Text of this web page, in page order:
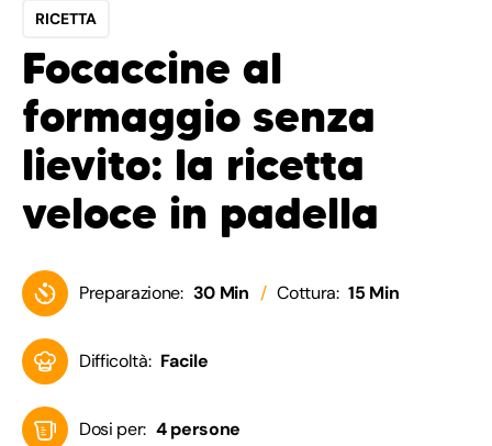
RICETTA
Focaccine al
formaggio senza
lievito: la ricetta
veloce in padella
Preparazione: 30 Min Cottura: 15 Min
Difficoltà: Facile
Dosi per: 4 persone